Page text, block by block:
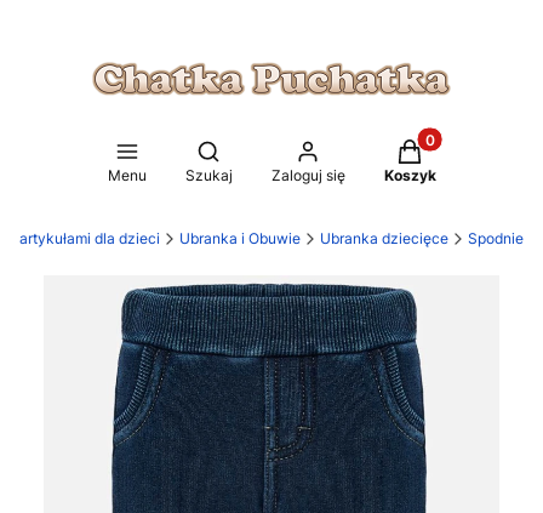
Menu
Otwórz wyszukiwarkę
Szukaj Zaloguj się
Produkty w
Koszyk
artykułami dla dzieci Ubranka i Obuwie Ubranka dziecięce Spodnie